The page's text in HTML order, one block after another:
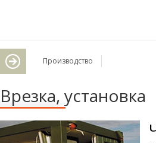
Производство
Врезка, установка